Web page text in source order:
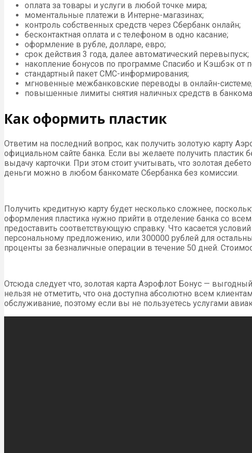
оплата за товары и услуги в любой точке мира;
моментальные платежи в Интерне-магазинах;
контроль собственных средств через Сбербанк онлайн;
бесконтактная оплата и с телефоном в одно касание;
оформление в рубле, долларе, евро;
срок действия 3 года, далее автоматический перевыпуск;
накопление бонусов по программе Спасибо и Кэшбэк от
стандартный пакет СМС-информирования;
мгновенные межбанковские переводы в онлайн-системе;
повышенные лимиты снятия наличных средств в
Как оформить пластик
Ответим на последний вопрос, как получить золотую карту
официальном сайте банка. Если вы желаете получить пластик
выдачу карточки. При этом стоит учитывать, что золотая
деньги можно в любом банкомате Сбербанка без комиссии.
Получить кредитную карту будет несколько сложнее,
оформления пластика нужно прийти в отделение банка со
предоставить соответствующую справку. Что касается
персональному предложению, или 300000 рублей для
проценты за безналичные операции в течение 50 дней.
Отсюда следует что, золотая карта Аэрофлот Бонус —
нельзя не отметить, что она доступна абсолютно всем
обслуживание, поэтому если вы не пользуетесь услугами